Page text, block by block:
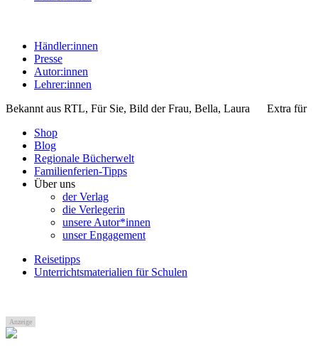
Händler:innen
Presse
Autor:innen
Lehrer:innen
Bekannt aus RTL, Für Sie, Bild der Frau, Bella, Laura Extra für
Shop
Blog
Regionale Bücherwelt
Familienferien-Tipps
Über uns
der Verlag
die Verlegerin
unsere Autor*innen
unser Engagement
Reisetipps
Unterrichtsmaterialien für Schulen
Anzeige